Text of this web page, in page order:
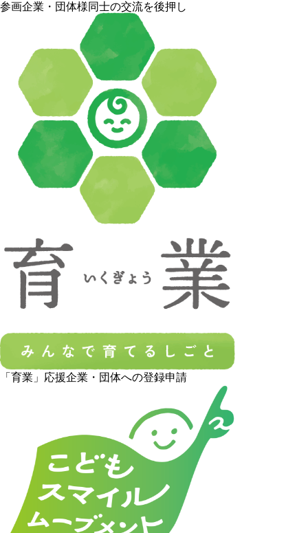
参画企業・団体様同士の交流を後押し
「育業」応援企業・団体への登録申請